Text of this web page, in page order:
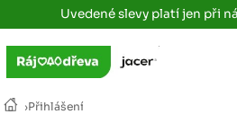
Uvedené slevy platí jen při
›Přihlášení